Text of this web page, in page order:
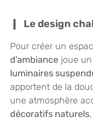
Le design
Pour créer un
d’ambiance joue
luminaires
apportent de la
une atmosphère
décoratifs naturels